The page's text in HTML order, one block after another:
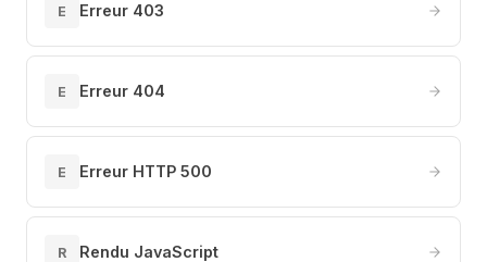
E Erreur 403
E Erreur 404
E Erreur HTTP 500
R Rendu JavaScript